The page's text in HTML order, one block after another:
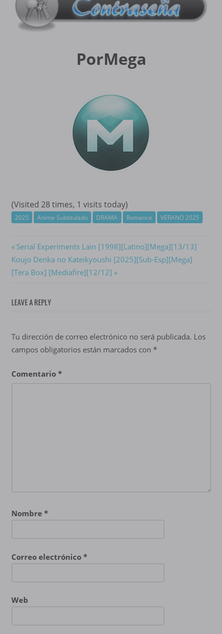
PorMega
(Visited 28 times, 1 visits today)
2025 Anime Subtitulado DRAMA Romance VERANO 2025
Navegación
de
Previous
Post:
Serial Experiments Lain [1998][Latino][Mega][13/13]
Next
Post:
Koujo Denka no Kateikyoushi [2025][Sub-Esp][Mega]
[Tera Box] [Mediafire][12/12]
LEAVE A REPLY
Tu dirección de correo electrónico no será publicada. Los
campos obligatorios están marcados con *
Comentario *
Nombre *
Correo electrónico *
Web